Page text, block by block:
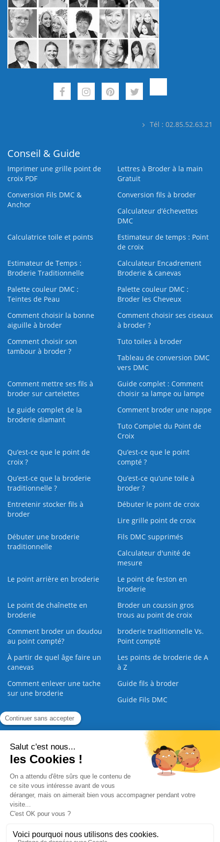
Tél : 02.85.52.63.21
Conseil & Guide
Imprimer une grille point de
croix PDF
Lettres à Broder à la main
Gratuit
Conversion Fils DMC &
Anchor
Conversion fils à broder
Calculateur d’échevettes
DMC
Calculatrice toile et points
Estimateur de temps : Point
de croix
Estimateur de Temps :
Broderie Traditionnelle
Calculateur Encadrement
Broderie & canevas
Palette couleur DMC :
Teintes de Peau
Palette couleur DMC :
Broder les Cheveux
Comment choisir la bonne
aiguille à broder
Comment choisir ses ciseaux
à broder ?
Comment choisir son
tambour à broder ?
Tuto toiles à broder
Tableau de conversion DMC
vers DMC
Comment mettre ses fils à
broder sur cartelettes
Guide complet : Comment
choisir sa lampe ou lampe
Le guide complet de la
broderie diamant
Comment broder une nappe
Tuto Complet du Point de
Croix
Qu’est-ce que le point de
croix ?
Qu’est-ce que le point
compté ?
Qu’est-ce que la broderie
traditionnelle ?
Qu’est‑ce qu’une toile à
broder ?
Entretenir stocker fils à
broder
Débuter le point de croix
Lire grille point de croix
Débuter une broderie
traditionnelle
Fils DMC supprimés
Calculateur d'unité de
mesure
Le point arrière en broderie
Le point de feston en
broderie
Le point de chaînette en
broderie
Broder un coussin gros
trous au point de croix
Comment broder un doudou
au point compté?
broderie traditionnelle Vs.
Point compté
À partir de quel âge faire un
canevas
Les points de broderie de A
à Z
Comment enlever une tache
sur une broderie
Guide fils à broder
Guide Fils DMC
Guide de la Broderie
Nous contacter |
Paiement sécurisé
2008 - 2026 © CreaMagic. ALL Rights Reserved.